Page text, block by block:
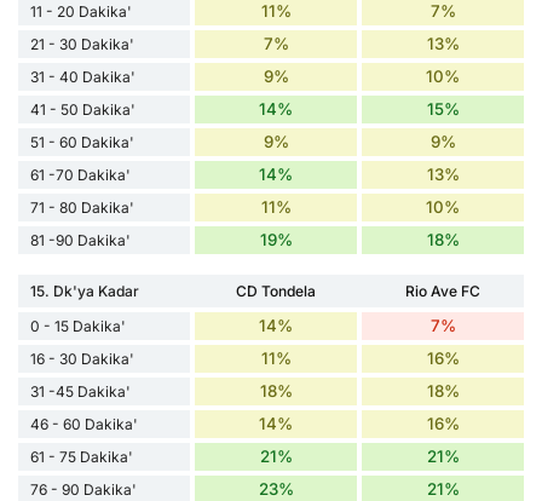
11 - 20 Dakika' 11% 7%
21 - 30 Dakika' 7% 13%
31 - 40 Dakika' 9% 10%
41 - 50 Dakika' 14% 15%
51 - 60 Dakika' 9% 9%
61 -70 Dakika' 14% 13%
71 - 80 Dakika' 11% 10%
81 -90 Dakika' 19% 18%
15. Dk'ya Kadar CD Tondela
Rio Ave FC
0 - 15 Dakika'
14% 7%
16 - 30 Dakika' 11% 16%
31 -45 Dakika' 18% 18%
46 - 60 Dakika' 14% 16%
61 - 75 Dakika' 21% 21%
76 - 90 Dakika' 23% 21%